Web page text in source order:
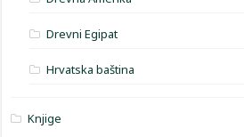
Drevni Egipat
Hrvatska baština
Knjige